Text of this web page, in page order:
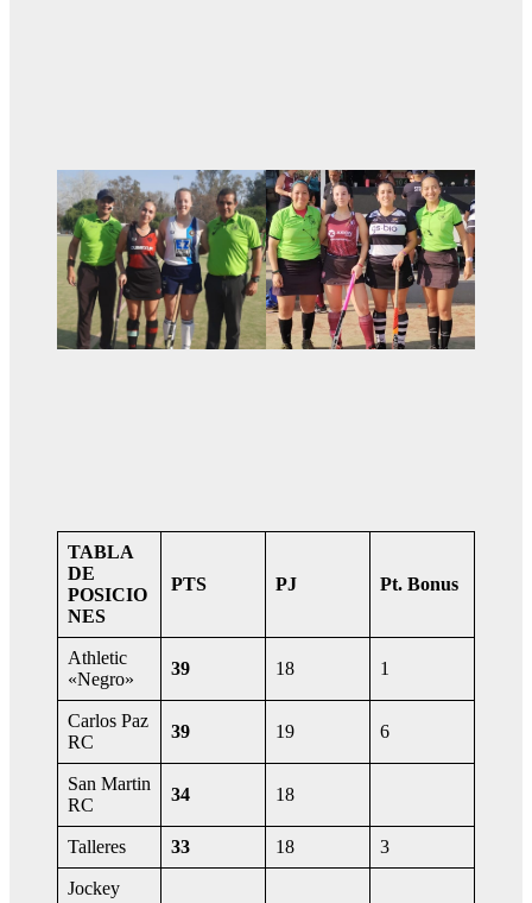
TABLA
DE
POSICIO
NES
PTS PJ Pt. Bonus
Athletic
«Negro»
39 18 1
Carlos Paz
RC
39 19 6
San Martin
RC
34 18
Talleres 33 18 3
Jockey